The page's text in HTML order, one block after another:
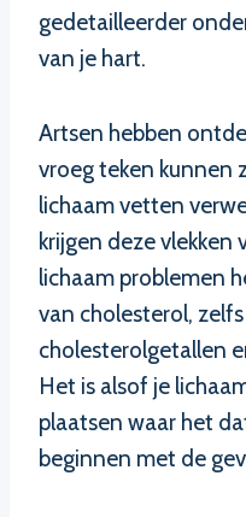
gedetailleerder
van je hart.
Artsen hebben
vroeg teken kunnen
lichaam vetten
krijgen deze
lichaam problemen
van cholesterol,
cholesterolgetallen
Het is alsof je
plaatsen waar het
beginnen met de